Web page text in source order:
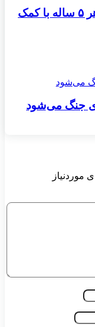
دختر ۹ ساله قربانی سیلاب شد/ خواهر ۵ ساله با کمک
جنگ می‌شود
موردنیاز